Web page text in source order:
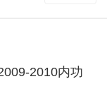
2010内功